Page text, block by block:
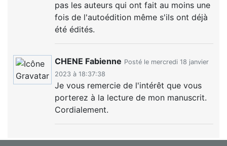
pas les auteurs qui ont fait au moins une
fois de l'autoédition même s'ils ont déjà
été édités.
CHENE Fabienne Posté le mercredi 18 janvier
2023 à 18:37:38
Je vous remercie de l'intérêt que vous
porterez à la lecture de mon manuscrit.
Cordialement.